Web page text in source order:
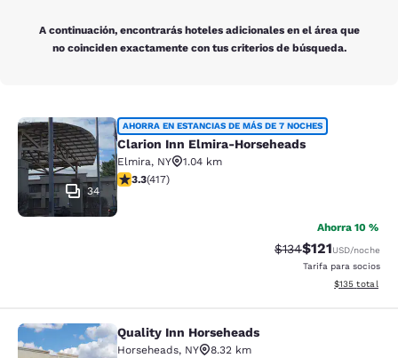
A continuación, encontrarás hoteles adicionales en el área que
no coinciden exactamente con tus criterios de búsqueda.
Clarion Inn Elmira-Horseheads
34
AHORRA EN ESTANCIAS DE MÁS DE 7 NOCHES
Clarion Inn Elmira-Horseheads
Elmira, NY
1.04 km
calificación de 3.3 estrellas. Bueno. 417 reseñas
3.3(417)
Ahorra 10 %
Precio tachado:
$134Precio con
$121USD/noche
Tarifa para socios
Ver detalles
$135 total
Quality Inn Horseheads
Quality Inn Horseheads
Horseheads, NY
8.32 km